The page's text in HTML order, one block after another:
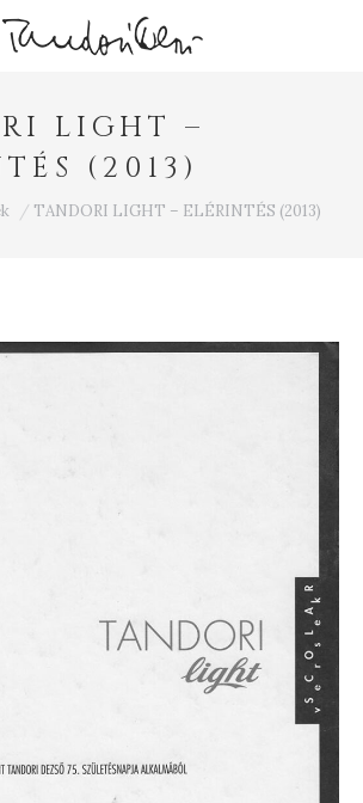
LIGHT –
(2013)
TANDORI LIGHT – ELÉRINTÉS (2013)